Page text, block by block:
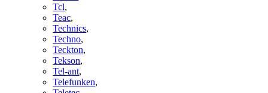
Tcl,
Teac,
Technics,
Techno,
Teckton,
Tekson,
Tel-ant,
Telefunken,